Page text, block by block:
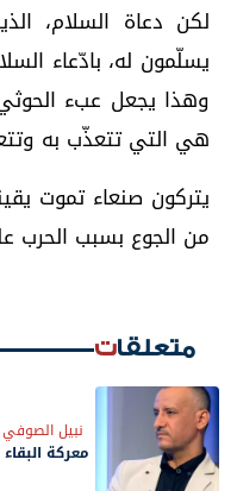
لكن دعاة السلام،
يسلّمون له، بادّعاء
وهذا يجعل عبء
هي التي تتعذّب به
يتركون صنعاء تموت
من الجوع بسبب الحرب
متعلقات
نبيل الصوفي
معركة